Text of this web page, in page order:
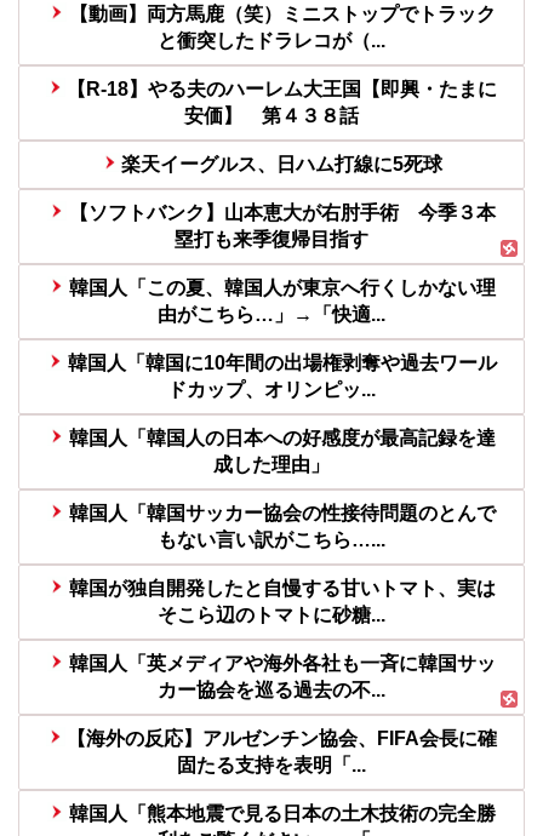
【動画】両方馬鹿（笑）ミニストップでトラック
と衝突したドラレコが（...
【R-18】やる夫のハーレム大王国【即興・たまに
安価】 第４３８話
楽天イーグルス、日ハム打線に5死球
【ソフトバンク】山本恵大が右肘手術 今季３本
塁打も来季復帰目指す
韓国人「この夏、韓国人が東京へ行くしかない理
由がこちら…」→「快適...
韓国人「韓国に10年間の出場権剥奪や過去ワール
ドカップ、オリンピッ...
韓国人「韓国人の日本への好感度が最高記録を達
成した理由」
韓国人「韓国サッカー協会の性接待問題のとんで
もない言い訳がこちら…...
韓国が独自開発したと自慢する甘いトマト、実は
そこら辺のトマトに砂糖...
韓国人「英メディアや海外各社も一斉に韓国サッ
カー協会を巡る過去の不...
【海外の反応】アルゼンチン協会、FIFA会長に確
固たる支持を表明「...
韓国人「熊本地震で見る日本の土木技術の完全勝